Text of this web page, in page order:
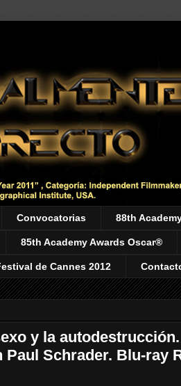
Convocatorias 88th
85th Academy Awards Oscar®
de Cannes 2012
y la
Schrader. Blu-ray